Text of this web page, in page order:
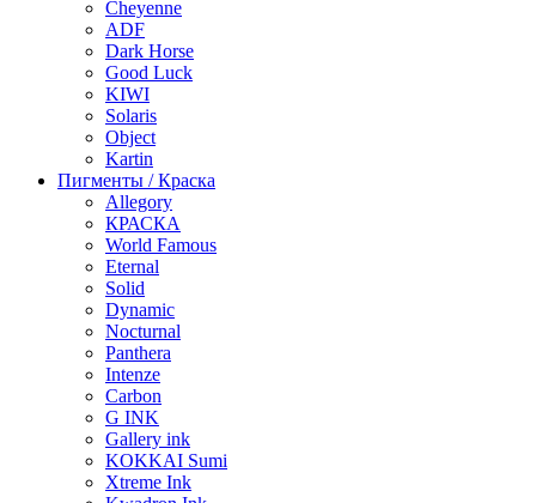
Cheyenne
ADF
Dark Horse
Good Luck
KIWI
Solaris
Object
Kartin
Пигменты / Краска
Allegory
КРАСКА
World Famous
Eternal
Solid
Dynamic
Nocturnal
Panthera
Intenze
Carbon
G INK
Gallery ink
KOKKAI Sumi
Xtreme Ink